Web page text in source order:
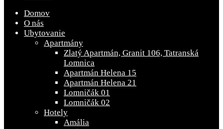
Domov
O nás
Ubytovanie
Apartmány
Zlatý Apartmán, Granit 106, Tatranská
Lomnica
Apartmán Helena 15
Apartmán Helena 21
Lomničák 01
Lomničák 02
Hotely
Amália